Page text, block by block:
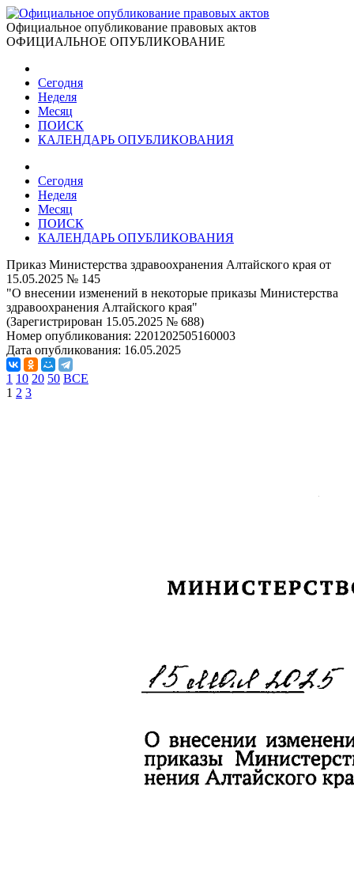
Официальное опубликование правовых актов
ОФИЦИАЛЬНОЕ ОПУБЛИКОВАНИЕ
Сегодня
Неделя
Месяц
ПОИСК
КАЛЕНДАРЬ ОПУБЛИКОВАНИЯ
Сегодня
Неделя
Месяц
ПОИСК
КАЛЕНДАРЬ ОПУБЛИКОВАНИЯ
Приказ Министерства здравоохранения Алтайского края от
15.05.2025 № 145
"О внесении изменений в некоторые приказы Министерства
здравоохранения Алтайского края"
(Зарегистрирован 15.05.2025 № 688)
Номер опубликования: 2201202505160003
Дата опубликования: 16.05.2025
1 10 20 50 ВСЕ
1 2 3